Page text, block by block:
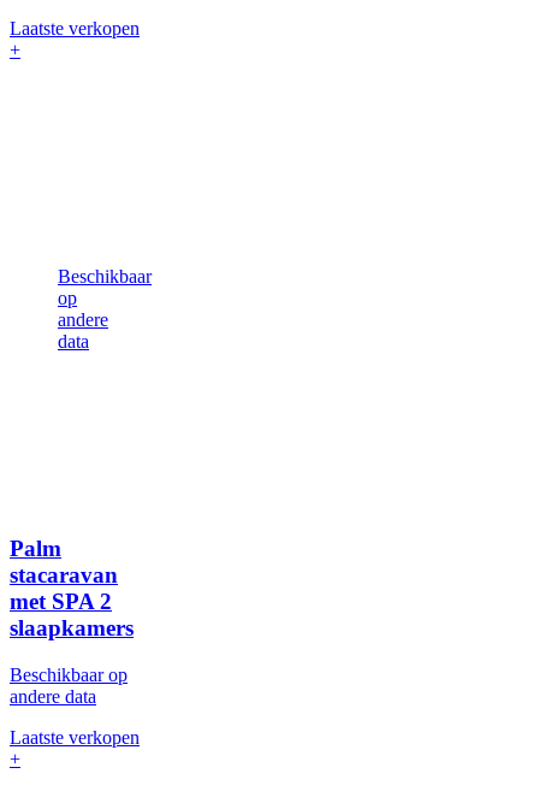
Laatste verkopen
+
Beschikbaar
op
andere
data
Palm
stacaravan
met SPA 2
slaapkamers
Beschikbaar op
andere data
Laatste verkopen
+